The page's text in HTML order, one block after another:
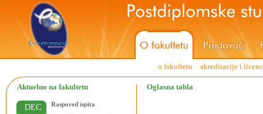
o fakultetu akreditacije i
Aktuelno na fakultetu Oglasna tabla
DEC
Raspored ispita